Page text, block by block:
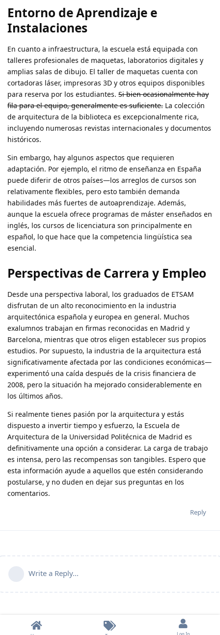
Entorno de Aprendizaje e
Instalaciones
En cuanto a infraestructura, la escuela está equipada con
talleres profesionales de maquetas, laboratorios digitales y
amplias salas de dibujo. El taller de maquetas cuenta con
cortadoras láser, impresoras 3D y otros equipos disponibles
para reserva por los estudiantes. Si bien ocasionalmente hay
fila para el equipo, generalmente es suficiente. La colección
de arquitectura de la biblioteca es excepcionalmente rica,
incluyendo numerosas revistas internacionales y documentos
históricos.
Sin embargo, hay algunos aspectos que requieren
adaptación. Por ejemplo, el ritmo de enseñanza en España
puede diferir de otros países—los arreglos de cursos son
relativamente flexibles, pero esto también demanda
habilidades más fuertes de autoaprendizaje. Además,
aunque la escuela ofrece programas de máster enseñados en
inglés, los cursos de licenciatura son principalmente en
español, lo que hace que la competencia lingüística sea
esencial.
Perspectivas de Carrera y Empleo
Desde una perspectiva laboral, los graduados de ETSAM
disfrutan de un alto reconocimiento en la industria
arquitectónica española y europea en general. Muchos
exalumnos trabajan en firmas reconocidas en Madrid y
Barcelona, mientras que otros eligen establecer sus propios
estudios. Por supuesto, la industria de la arquitectura está
significativamente afectada por las condiciones económicas—
experimentó una caída después de la crisis financiera de
2008, pero la situación ha mejorado considerablemente en
los últimos años.
Si realmente tienes pasión por la arquitectura y estás
dispuesto a invertir tiempo y esfuerzo, la Escuela de
Arquitectura de la Universidad Politécnica de Madrid es
definitivamente una opción a considerar. La carga de trabajo
es intensa, pero las recompensas son tangibles. Espero que
esta información ayude a aquellos que estén considerando
postularse, y no duden en dejar sus preguntas en los
comentarios.
Reply
Write a Reply...